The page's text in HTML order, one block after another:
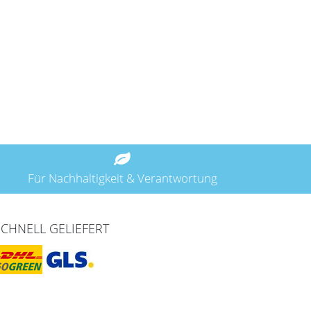
Für Nachhaltigkeit & Verantwortung
GELIEFERT